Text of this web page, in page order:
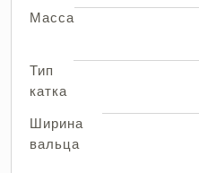
Масса
Тип
катка
Ширина
вальца